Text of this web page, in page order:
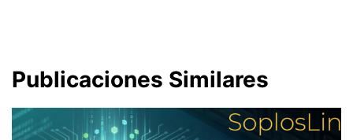
Publicaciones Similares